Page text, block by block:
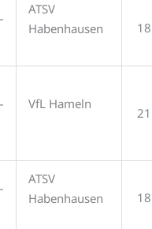
ATSV
Habenhausen
18
VfL Hameln
21
ATSV
Habenhausen
18